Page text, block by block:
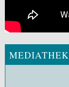
MEDIATHEK